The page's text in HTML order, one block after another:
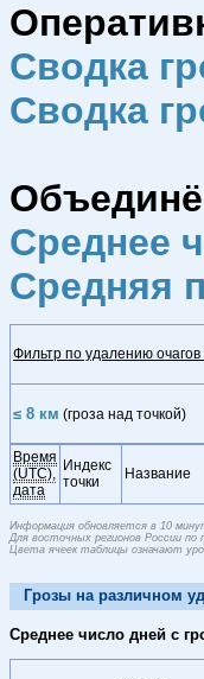
Сводка
Сводка
Среднее
Средняя
Фильтр по удалению очагов
≤ 8 км (гроза над точкой)
Время
(UTC),
дата
Индекс
точки
Название
Информация обновляется в 10
Для восточных регионов России по
Цвета ячеек таблицы означают
Грозы на различном
Среднее число дней с